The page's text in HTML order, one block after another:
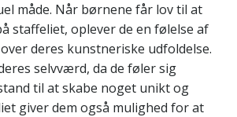
måde. Når børnene får lov til at
staffeliet, oplever de en følelse af
deres kunstneriske udfoldelse.
selvværd, da de føler sig
til at skabe noget unikt og
giver dem også mulighed for at